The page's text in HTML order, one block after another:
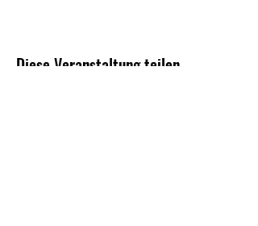
Diese Veranstaltung teilen